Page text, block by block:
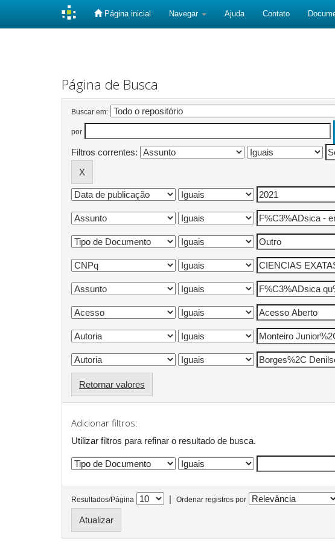
Página inicial Navegar Ajuda Contato
Página de Busca
Buscar em:
por
Filtros correntes:
Retornar valores
Adicionar filtros:
Utilizar filtros para refinar o resultado de busca.
Resultados/Página | Ordenar registros por